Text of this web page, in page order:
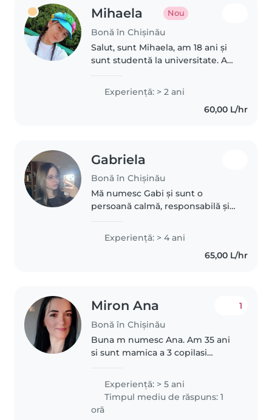
Mihaela Nou
Bonă în Chișinău
Salut, sunt Mihaela, am 18 ani și
sunt studentă la universitate. Am
acest domeniu. Timp de
aproximativ 2 ani, am fost..
Experienţă: > 2 ani
60,00 L/hr
Gabriela
Bonă în Chișinău
Mă numesc Gabi și sunt o
persoană calmă, responsabilă și
timpul cu copiii, să mă joc cu ei,
să îi ajut la teme și să creez o
atmosferă sigură și plăcută...
Experienţă: > 4 ani
65,00 L/hr
Miron Ana
Bonă în Chișinău
1
Buna m numesc Ana. Am 35 ani
si sunt mamica a 3 copilasi
Am o experienta de peste 5 ani.
Sunt din chisinau. Iubesc
copilasii si ma regasesc in..
Experienţă: > 5 ani
Timpul mediu de răspuns: 1
oră